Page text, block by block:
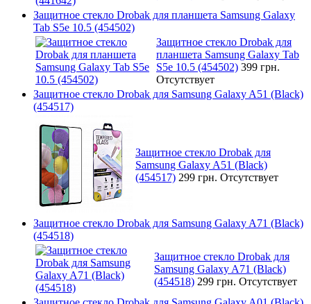
Защитное стекло Drobak для планшета Samsung Galaxy
Tab S5e 10.5 (454502)
Защитное стекло Drobak для
планшета Samsung Galaxy Tab
S5e 10.5 (454502) 399 грн.
Отсутствует
Защитное стекло Drobak для Samsung Galaxy A51 (Black)
(454517)
Защитное стекло Drobak для
Samsung Galaxy A51 (Black)
(454517) 299 грн. Отсутствует
Защитное стекло Drobak для Samsung Galaxy A71 (Black)
(454518)
Защитное стекло Drobak для
Samsung Galaxy A71 (Black)
(454518) 299 грн. Отсутствует